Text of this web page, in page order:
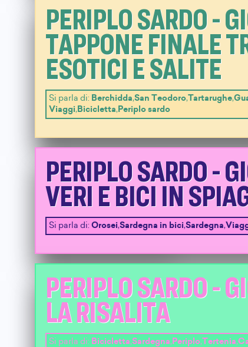
PERIPLO SARDO -
TAPPONE FINALE
ESOTICI E SALITE
Si parla di: Berchidda,San Teodoro,Tartarughe,
Viaggi, Bicicletta, Periplo sardo
PERIPLO SARDO -
VERI E BICI IN
Si parla di:Orosei,Sardegna in bici,Sardegna,
PERIPLO SARDO -
LA RISALITA
Si parla di: Bicicletta,Sardegna, Periplo,Tertenia,